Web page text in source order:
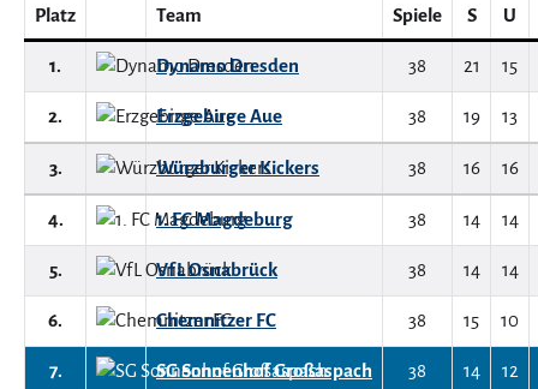
Platz Team Spiele S U
1. Dynamo Dresden 38 21 15
2. Erzgebirge Aue 38 19 13
3. Würzburger Kickers 38 16 16
4. 1. FC Magdeburg 38 14 14
5. VfL Osnabrück 38 14 14
6. Chemnitzer FC 38 15 10
7. SG Sonnenhof Großaspach 38 14 12